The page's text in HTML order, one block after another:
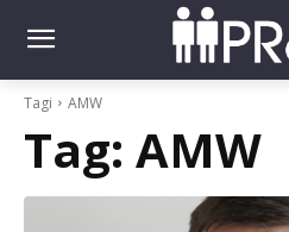
Tagi AMW
Tag: AMW